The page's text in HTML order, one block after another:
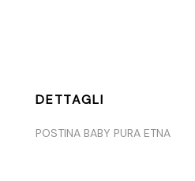
DETTAGLI
POSTINA BABY PURA ETNA